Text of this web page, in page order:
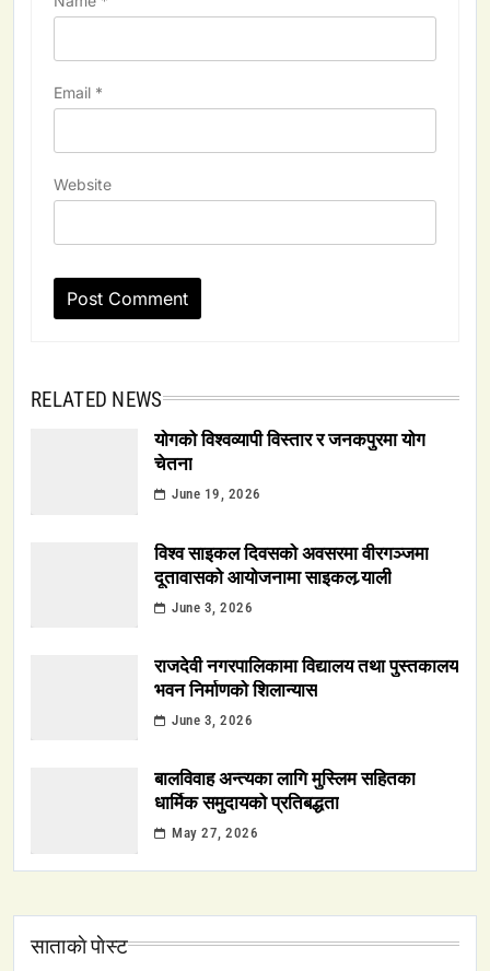
Email *
Website
RELATED NEWS
योगको विश्वव्यापी विस्तार र जनकपुरमा योग
चेतना
June 19, 2026
विश्व साइकल दिवसको अवसरमा वीरगञ्जमा
दूतावासको आयोजनामा साइकल र्‍याली
June 3, 2026
राजदेवी नगरपालिकामा विद्यालय तथा पुस्तकालय
भवन निर्माणको शिलान्यास
June 3, 2026
बालविवाह अन्त्यका लागि मुस्लिम सहितका
धार्मिक समुदायको प्रतिबद्धता
May 27, 2026
साताकाे पाेस्ट